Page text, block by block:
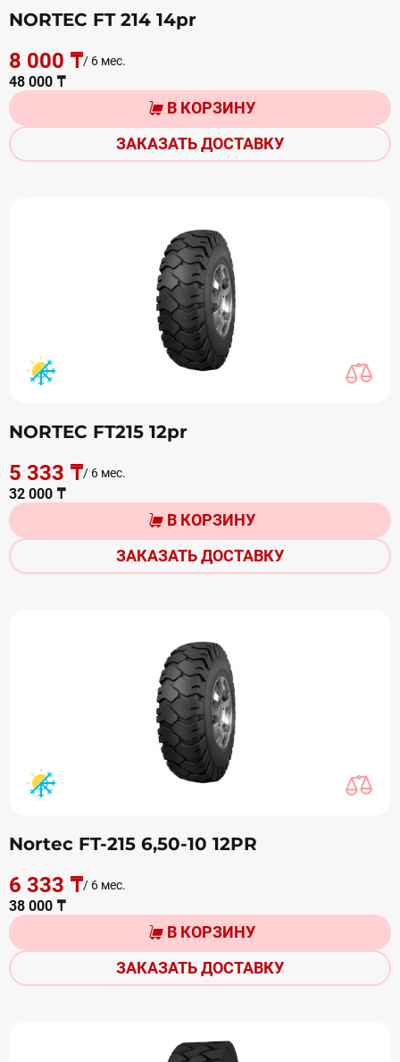
NORTEC FT 214 14pr
8 000 ₸/ 6 мес.
48 000 ₸
В КОРЗИНУ
ЗАКАЗАТЬ ДОСТАВКУ
NORTEC FT215 12pr
5 333 ₸/ 6 мес.
32 000 ₸
В КОРЗИНУ
ЗАКАЗАТЬ ДОСТАВКУ
Nortec FT-215 6,50-10 12PR
6 333 ₸/ 6 мес.
38 000 ₸
В КОРЗИНУ
ЗАКАЗАТЬ ДОСТАВКУ